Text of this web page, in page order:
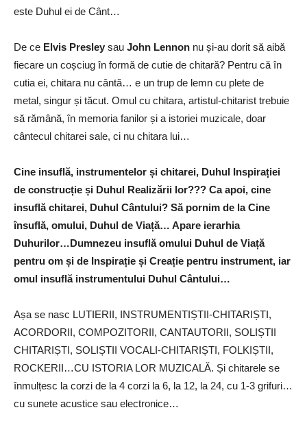
este Duhul ei de Cânt…
De ce Elvis Presley sau John Lennon nu și-au dorit să aibă
fiecare un coșciug în formă de cutie de chitară? Pentru că în
cutia ei, chitara nu cântă… e un trup de lemn cu plete de
metal, singur și tăcut. Omul cu chitara, artistul-chitarist trebuie
să rămână, în memoria fanilor și a istoriei muzicale, doar
cântecul chitarei sale, ci nu chitara lui…
Cine insuflă, instrumentelor și chitarei, Duhul Inspirației
de construcție și Duhul Realizării lor??? Ca apoi, cine
insuflă chitarei, Duhul Cântului? Să pornim de la Cine
însuflă, omului, Duhul de Viață… Apare ierarhia
Duhurilor…Dumnezeu insuflă omului Duhul de Viață
pentru om și de Inspirație și Creație pentru instrument, iar
omul insuflă instrumentului Duhul Cântului…
Așa se nasc LUTIERII, INSTRUMENTIȘTII-CHITARIȘTI,
ACORDORII, COMPOZITORII, CANTAUTORII, SOLIȘTII
CHITARIȘTI, SOLIȘTII VOCALI-CHITARIȘTI, FOLKIȘTII,
ROCKERII…CU ISTORIA LOR MUZICALĂ. Și chitarele se
înmulțesc la corzi de la 4 corzi la 6, la 12, la 24, cu 1-3 grifuri…
cu sunete acustice sau electronice…